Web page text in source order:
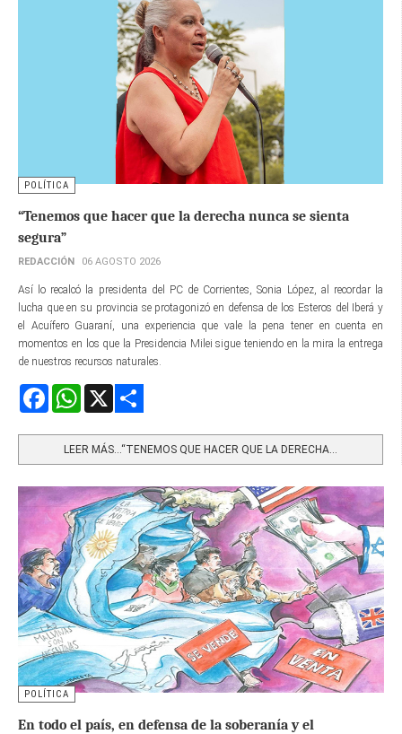
POLÍTICA
“Tenemos que hacer que la derecha nunca se sienta
segura”
REDACCIÓN 06 AGOSTO 2026
Así lo recalcó la presidenta del PC de Corrientes, Sonia López, al recordar la
lucha que en su provincia se protagonizó en defensa de los Esteros del Iberá y
el Acuífero Guaraní, una experiencia que vale la pena tener en cuenta en
momentos en los que la Presidencia Milei sigue teniendo en la mira la entrega
de nuestros recursos naturales.
FacebookWhatsApp
LEER MÁS…“TENEMOS QUE HACER QUE LA DERECHA...
POLÍTICA
En todo el país, en defensa de la soberanía y el